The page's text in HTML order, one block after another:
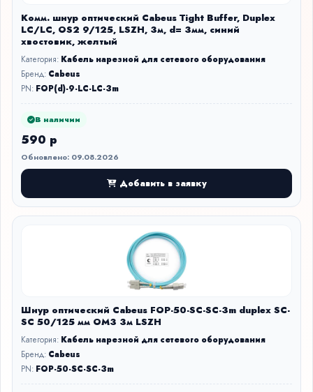
Комм. шнур оптический Cabeus Tight Buffer, Duplex
LC/LC, OS2 9/125, LSZH, 3м, d= 3мм, синий
хвостовик, желтый
Категория: Кабель нарезной для сетевого оборудования
Бренд: Cabeus
PN: FOP(d)-9-LC-LC-3m
В наличии
590 р
Обновлено: 09.08.2026
Добавить в заявку
Шнур оптический Cabeus FOP-50-SC-SC-3m duplex SC-
SC 50/125 мм OM3 3м LSZH
Категория: Кабель нарезной для сетевого оборудования
Бренд: Cabeus
PN: FOP-50-SC-SC-3m